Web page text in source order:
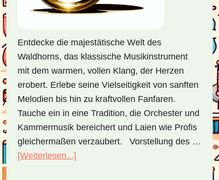
Entdecke die majestätische Welt des
Waldhorns, das klassische Musikinstrument
mit dem warmen, vollen Klang, der Herzen
erobert. Erlebe seine Vielseitigkeit von sanften
Melodien bis hin zu kraftvollen Fanfaren.
Tauche ein in eine Tradition, die Orchester und
Kammermusik bereichert und Laien wie Profis
gleichermaßen verzaubert. Vorstellung des …
[Weiterlesen...]